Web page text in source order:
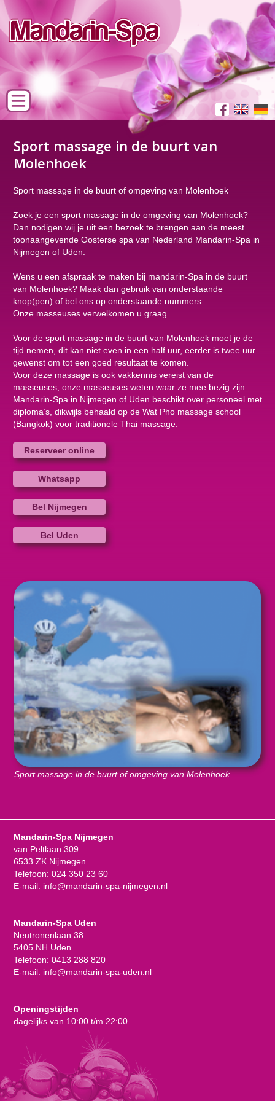
Sport massage in de buurt van
Molenhoek
Sport massage in de buurt of omgeving van Molenhoek
Zoek je een sport massage in de omgeving van Molenhoek?
Dan nodigen wij je uit een bezoek te brengen aan de meest
toonaangevende Oosterse spa van Nederland Mandarin-Spa in
Nijmegen of Uden.
Wens u een afspraak te maken bij mandarin-Spa in de buurt
van Molenhoek? Maak dan gebruik van onderstaande
knop(pen) of bel ons op onderstaande nummers.
Onze masseuses verwelkomen u graag.
Voor de sport massage in de buurt van Molenhoek moet je de
tijd nemen, dit kan niet even in een half uur, eerder is twee uur
gewenst om tot een goed resultaat te komen.
Voor deze massage is ook vakkennis vereist van de
masseuses, onze masseuses weten waar ze mee bezig zijn.
Mandarin-Spa in Nijmegen of Uden beschikt over personeel met
diploma’s, dikwijls behaald op de Wat Pho massage school
(Bangkok) voor traditionele Thai massage.
Reserveer online
Whatsapp
Bel Nijmegen
Bel Uden
Sport massage in de buurt of omgeving van Molenhoek
Mandarin-Spa Nijmegen
van Peltlaan 309
6533 ZK Nijmegen
Telefoon: 024 350 23 60
E-mail: info@mandarin-spa-nijmegen.nl
Mandarin-Spa Uden
Neutronenlaan 38
5405 NH Uden
Telefoon: 0413 288 820
E-mail: info@mandarin-spa-uden.nl
Openingstijden
dagelijks van 10:00 t/m 22:00